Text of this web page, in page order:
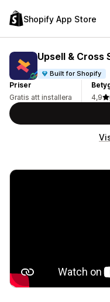
Shopify App Store
Upsell & Cross
Built for Shopify
Priser
Gratis att installera
4,9